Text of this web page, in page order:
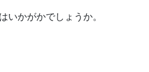
いかがかでしょうか。